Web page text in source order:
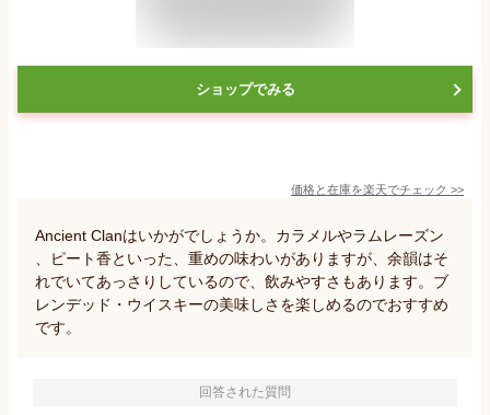
ショップでみる
価格と在庫を楽天でチェック >>
Ancient Clanはいかがでしょうか。カラメルやラムレーズン
、ピート香といった、重めの味わいがありますが、余韻はそ
れでいてあっさりしているので、飲みやすさもあります。ブ
レンデッド・ウイスキーの美味しさを楽しめるのでおすすめ
です。
回答された質問